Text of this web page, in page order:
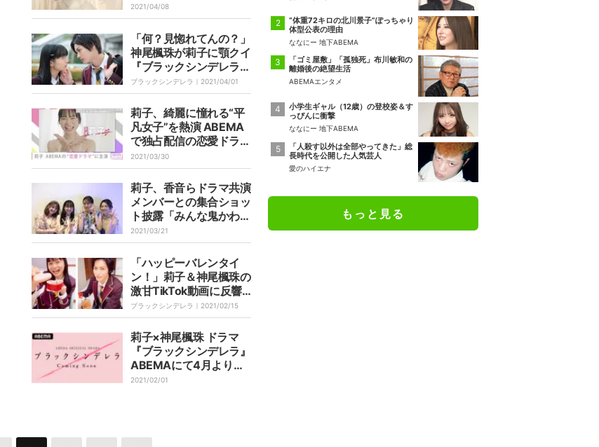
2021/04/08
「何？見惚れてんの？」
神尾楓珠が莉子に顎クイ
『ブラックシンデレラ』
ドキドキな出会いをおさ
めた場面写真解禁
ブラックシンデレラ｜ 2021/04/01
莉子、綺麗に憧れる“平
凡女子”を熱演 ABEMA
で独占配信の恋愛ドラマ
『ブラックシンデレラ』
で主演
2021/03/30
莉子、香音らドラマ共演
メンバーとの集合ショッ
ト披露「みんな鬼かわ」
「笑顔最高にかわいい」
と反響
2021/03/21
「ハッピーバレンタイ
ン！」莉子＆神尾楓珠の
激甘TikTok動画に反響
「顔面強すぎる」 「莉
子ちゃんにもらえたら最
高」
ブラックシンデレラ｜ 2021/02/15
莉子×神尾楓珠 ドラマ
『ブラックシンデレラ』
ABEMAにて4月より配
信
2021/02/01
“体重72キロの北川景子”ぽっちゃり
体型公表の理由
ななにー 地下ABEMA
「ゴミ屋敷」「孤独死」布川敏和の
離婚後の絶望生活
ABEMAエンタメ
小学生ギャル（12歳）の登校姿＆す
っぴんに衝撃
ななにー 地下ABEMA
「人殺す以外は全部やってきた」総
長時代を公開した人気芸人
愛のハイエナ
もっと見る